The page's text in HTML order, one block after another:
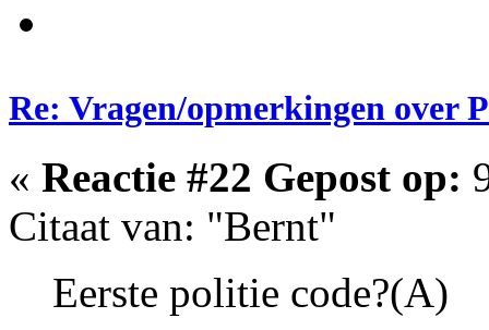
Re: Vragen/opmerkingen over
« Reactie #22 Gepost op:
Citaat van: "Bernt"
Eerste politie code?(A)